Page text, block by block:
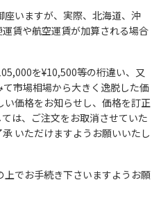
いますが、実際、北海道、沖
賃や航空運賃が加算される場合
を¥10,500等の桁違い、又
市場相場から大きく逸脱した価
価格をお知らせし、価格を訂正
は、ご注文をお取消させていた
いただけますようお願いいたし
上でお手続き下さいますようお願